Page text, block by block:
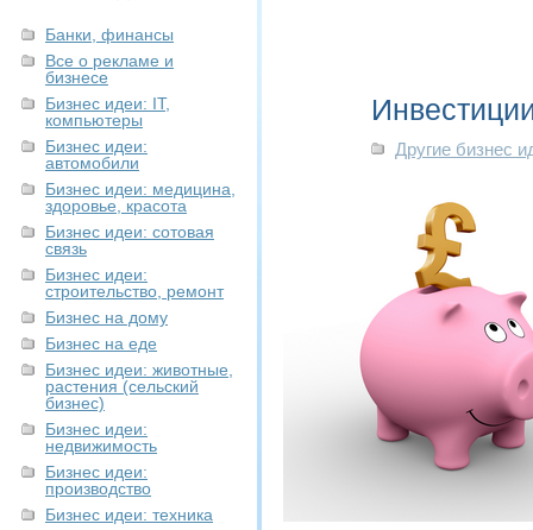
Банки, финансы
Все о рекламе и
бизнесе
Бизнес идеи: IT,
компьютеры
Бизнес идеи:
автомобили
Бизнес идеи: медицина,
здоровье, красота
Бизнес идеи: сотовая
связь
Бизнес идеи:
строительство, ремонт
Бизнес на дому
Бизнес на еде
Бизнес идеи: животные,
растения (сельский
бизнес)
Бизнес идеи:
недвижимость
Бизнес идеи:
производство
Бизнес идеи: техника
Другие бизнес